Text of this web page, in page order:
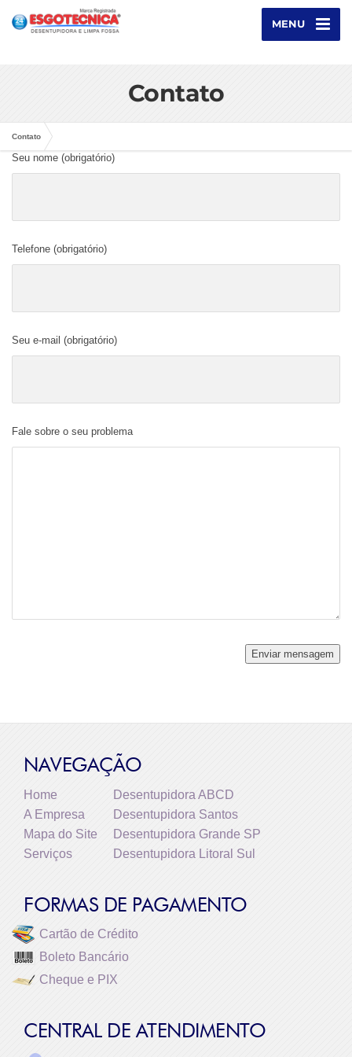
MENU
Contato
Contato
Seu nome (obrigatório)
Telefone (obrigatório)
Seu e-mail (obrigatório)
Fale sobre o seu problema
NAVEGAÇÃO
Home
A Empresa
Mapa do Site
Serviços
Desentupidora ABCD
Desentupidora Santos
Desentupidora Grande SP
Desentupidora Litoral Sul
FORMAS DE PAGAMENTO
Cartão de Crédito
Boleto Bancário
Cheque e PIX
CENTRAL DE ATENDIMENTO